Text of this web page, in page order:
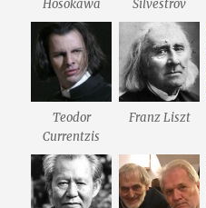
Hosokawa Silvestrov
Teodor
Currentzis
Franz Liszt